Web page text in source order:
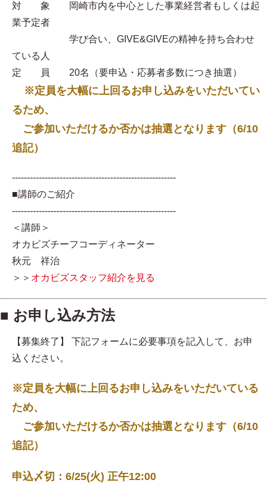
対 象 岡崎市内を中心とした事業経営者もしくは起
業予定者
学び合い、GIVE&GIVEの精神を持ち合わせ
ている人
定 員 20名（要申込・応募者多数につき抽選）
※定員を大幅に上回るお申し込みをいただいてい
るため、
ご参加いただけるか否かは抽選となります（6/10
追記）
-------------------------------------------------------
■講師のご紹介
-------------------------------------------------------
＜講師＞
オカビズチーフコーディネーター
秋元 祥治
＞＞ オカビズスタッフ紹介を見る
■ お申し込み方法
【募集終了】 下記フォームに必要事項を記入して、お申
込ください。
※定員を大幅に上回るお申し込みをいただいている
ため、
ご参加いただけるか否かは抽選となります（6/10
追記）
申込〆切：6/25(火) 正午12:00